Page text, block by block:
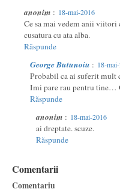
anonim : 18-mai-2016
Ce sa mai vedem anii viitori
cusatura cu ata alba.
Răspunde
George Butunoiu : 18-
Probabil ca ai suferit mult
Imi pare rau pentru tine…
Răspunde
anonim : 18-mai-2016
ai dreptate. scuze.
Răspunde
Comentarii
Comentariu